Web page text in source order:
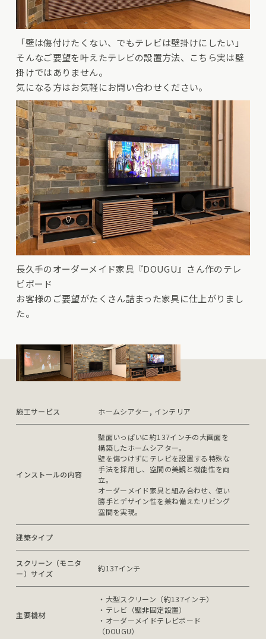
「壁は傷付けたくない、でもテレビは壁掛けにしたい」
そんなご要望を叶えたテレビの設置方法、こちら実は壁
掛けではありません。
気になる方はお気軽にお問い合わせください。
長久手のオーダーメイド家具『DOUGU』さん作のテレ
ビボード
お客様のご要望がたくさん詰まった家具に仕上がりまし
た。
施工サービス ホームシアター, インテリア
インストールの内容
壁面いっぱいに約137インチの大画面を
構築したホームシアター。
壁を傷つけずにテレビを設置する特殊な
手法を採用し、空間の美観と機能性を両
立。
オーダーメイド家具と組み合わせ、使い
勝手とデザイン性を兼ね備えたリビング
空間を実現。
建築タイプ
スクリーン（モニタ
ー）サイズ
約137インチ
主要機材
・大型スクリーン（約137インチ）
・テレビ（壁非固定設置）
・オーダーメイドテレビボード
（DOUGU）